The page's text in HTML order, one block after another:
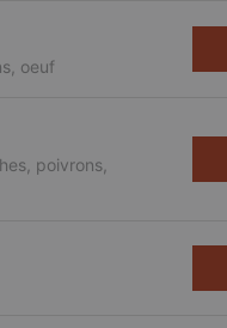
oeuf
poivrons,